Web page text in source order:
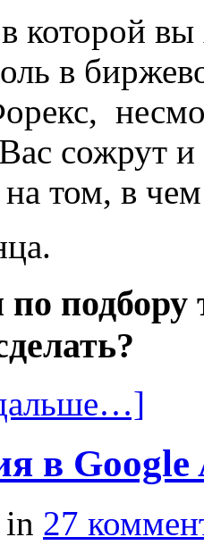
которой
в
сожрут и
том, в
подбору
в Google
in 27